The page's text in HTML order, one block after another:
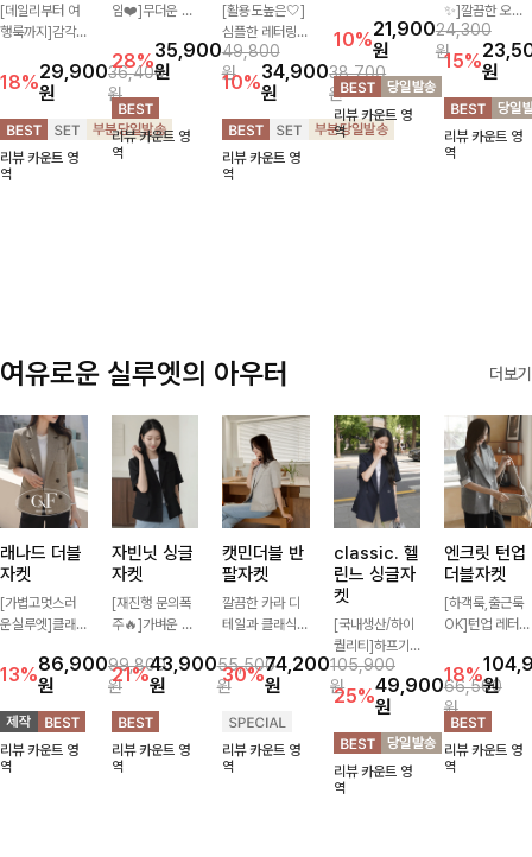
[데일리부터 여
행룩까지]감각
셔츠와 플레어
핏 반바지가 함
께 구성된 세트
아이템으로, 편
안하면서도 캐주
얼한 꾸안꾸룩을
18%29,900
원
36,400
원
리뷰 카운트 영
역
임❤️]무더운 여
낭만같은 티셔츠
소재감에서 주는
포인트와 금장으
로 고급스러움도
놓치지 말아요♥
28%35,900
원
49,800
원
리뷰 카운트 영
역
[활용도높은🤍]
심플한 레터링
포인트의 반팔
티셔츠와 여유롭
게 떨어지는 반
바지 조합으로
꾸안꾸 무드 제
대로 살려주는
트레이닝 세트
10%34,900
원
38,700
원
리뷰 카운트 영
역
럴한 플라워 프
린팅이 포인트가
되어 하나만으로
도 감성 있는 스
타일을 완성해드
리는 티셔츠-🌼
10%21,900
원
24,300
원
리뷰 카운트 영
역
✨]깔끔한 오픈
카라넥과 조화로
운 배색이 들어
간 스트라이프
패턴으로 단정하
고 캐주얼한 무
드를 선사하는
반팔 티셔츠에
15%원
리뷰 카운트 영
역
여유로운 실루엣의 아우터 더보기
래나드 더블
자켓
[가볍고멋스러
운실루엣]클래
하게 걸치기 좋
은 반팔 자켓-자
주 입게 될 깔끔
한 핏은 물론, 쾌
적함도 챙겨드려
요 :)
13%86,900
원
99,800
원
리뷰 카운트 영
역
자빈닛 싱글
자켓
[재진행 문의폭
주🔥]가벼운 소
기만 해도 캐주
얼한 무드를 만
들어주며 반팔
디자인으로 더운
날에도 편안하게
착용 가능한 반
21%43,900
원
55,500
원
리뷰 카운트 영
역
캣민더블 반
팔자켓
깔끔한 카라 디
테일과 클래식한
인으로 세련된
무드를 완성한
볍게 걸쳐주기만
해도 멋스럽게
스타일링돼요
30%74,200
원
105,900
원
리뷰 카운트 영
역
classic. 헬
린느 싱글자
켓
[국내생산/하이
퀄리티]하프기
장의 부담스럽지
않은 기장으로
클래식이 주는
멋!스탠다드한
핏이 멋스러운,
쾌적하면서 세련
된 무드의 썸머
25%49,900
원
66,500
원
리뷰 카운트 영
역
엔크릿 턴업
더블자켓
[하객룩,출근룩
OK]턴업 레터링
있게 완성된 썸
머 자켓, 더블버
튼 디자인으로
깔끔하고 세련된
무드가 느껴져요
🩶 가볍고 시원
18%원
리뷰 카운트 영
역